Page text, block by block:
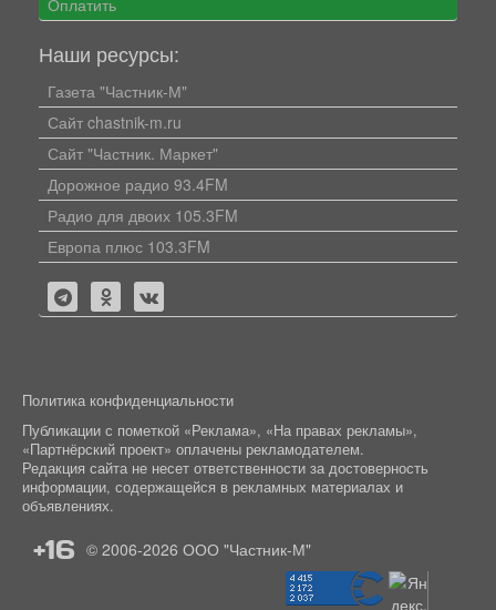
Наши ресурсы:
Газета "Частник-М"
Сайт chastnik-m.ru
Сайт "Частник. Маркет"
Дорожное радио 93.4FM
Радио для двоих 105.3FM
Европа плюс 103.3FM
Политика конфиденциальности
Публикации с пометкой «Реклама», «На правах рекламы»,
«Партнёрский проект» оплачены рекламодателем.
Редакция сайта не несет ответственности за достоверность
информации, содержащейся в рекламных материалах и
объявлениях.
+16 © 2006-2026 ООО "Частник-М"